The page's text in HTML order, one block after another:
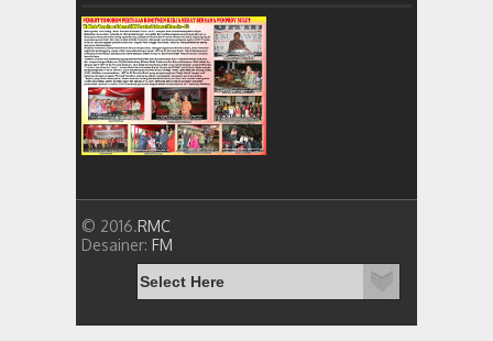
© 2016.RMC
Desainer: FM